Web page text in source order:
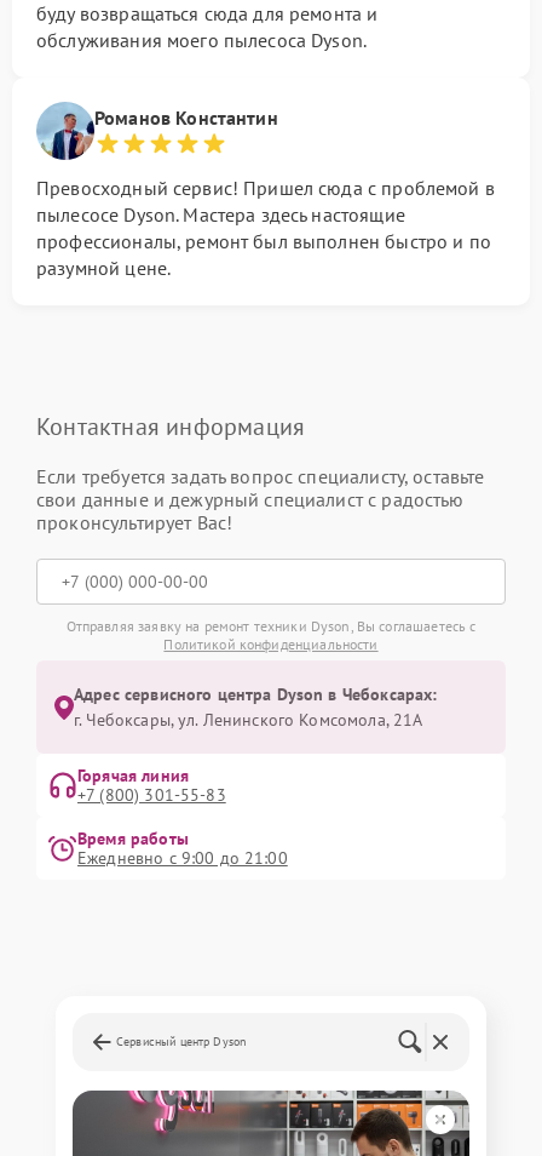
буду возвращаться сюда для ремонта и
обслуживания моего пылесоса Dyson.
Романов Константин
Превосходный сервис! Пришел сюда с проблемой в
пылесосе Dyson. Мастера здесь настоящие
профессионалы, ремонт был выполнен быстро и по
разумной цене.
Контактная информация
Если требуется задать вопрос специалисту, оставьте
свои данные и дежурный специалист с радостью
проконсультирует Вас!
Отправляя заявку на ремонт техники Dyson, Вы соглашаетесь с
Политикой конфиденциальности
Адрес сервисного центра Dyson в Чебоксарах:
г. Чебоксары, ул. Ленинского Комсомола, 21А
Горячая линия
+7 (800) 301-55-83
Время работы
Ежедневно с 9:00 до 21:00
Сервисный центр Dyson